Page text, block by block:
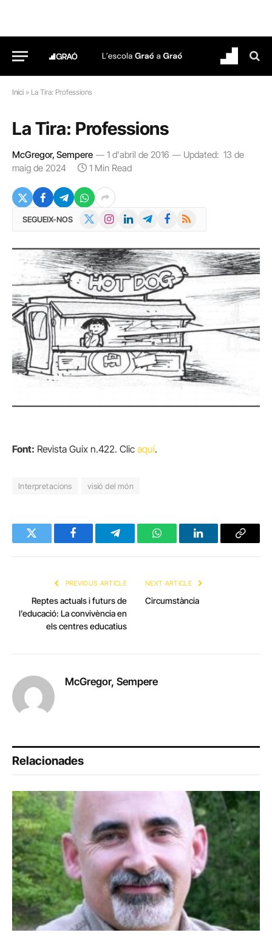
Inici » La Tira: Professions
La Tira: Professions
McGregor, Sempere 1 d'abril de 2016 Updated: 13 de
maig de 2024
1 Min Read
SEGUEIX-NOS InstagramLinkedInTelegramFacebook
RSS
Font: Revista Guix n.422. Clic aquí.
Interpretacions visió del món
Twitter FacebookTelegramWhatsAppLinkedInCopy
PREVIOUS ARTICLE
Reptes actuals i futurs de
l’educació: La convivència en
els centres educatius
NEXT ARTICLE
Circumstància
McGregor, Sempere
Relacionades